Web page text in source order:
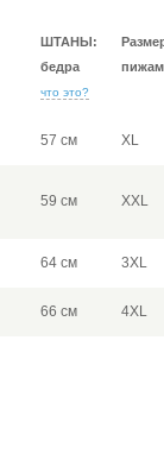
ШТАНЫ:
бедра
что это?
57 см XL
59 см XXL
64 см 3XL
66 см 4XL